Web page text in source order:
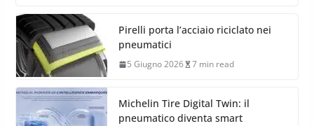
Pirelli porta l’acciaio riciclato nei
pneumatici
5 Giugno 2026 7 min read
Michelin Tire Digital Twin: il
pneumatico diventa smart